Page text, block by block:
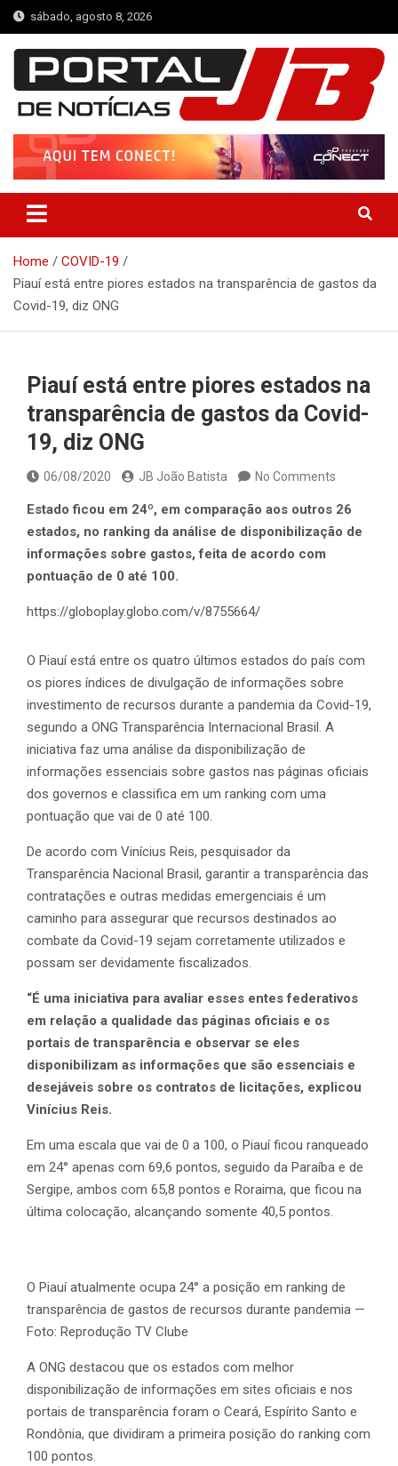
Skip
to
content
sábado, agosto 8, 2026
Portal de Notícias JB
Notícias de Simplício Mendes e Região
Home
COVID-19
Piauí está entre piores estados na transparência de gastos da
Covid-19, diz ONG
Piauí está entre piores estados na
transparência de gastos da Covid-
19, diz ONG
06/08/2020 JB João Batista No Comments
Estado ficou em 24º, em comparação aos outros 26
estados, no ranking da análise de disponibilização de
informações sobre gastos, feita de acordo com
pontuação de 0 até 100.
https://globoplay.globo.com/v/8755664/
O Piauí está entre os quatro últimos estados do país com
os piores índices de divulgação de informações sobre
investimento de recursos durante a pandemia da Covid-19,
segundo a ONG Transparência Internacional Brasil. A
iniciativa faz uma análise da disponibilização de
informações essenciais sobre gastos nas páginas oficiais
dos governos e classifica em um ranking com uma
pontuação que vai de 0 até 100.
De acordo com Vinícius Reis, pesquisador da
Transparência Nacional Brasil, garantir a transparência das
contratações e outras medidas emergenciais é um
caminho para assegurar que recursos destinados ao
combate da Covid-19 sejam corretamente utilizados e
possam ser devidamente fiscalizados.
“É uma iniciativa para avaliar esses entes federativos
em relação a qualidade das páginas oficiais e os
portais de transparência e observar se eles
disponibilizam as informações que são essenciais e
desejáveis sobre os contratos de licitações, explicou
Vinícius Reis.
Em uma escala que vai de 0 a 100, o Piauí ficou ranqueado
em 24° apenas com 69,6 pontos, seguido da Paraíba e de
Sergipe, ambos com 65,8 pontos e Roraima, que ficou na
última colocação, alcançando somente 40,5 pontos.
O Piauí atualmente ocupa 24° a posição em ranking de
transparência de gastos de recursos durante pandemia —
Foto: Reprodução TV Clube
A ONG destacou que os estados com melhor
disponibilização de informações em sites oficiais e nos
portais de transparência foram o Ceará, Espírito Santo e
Rondônia, que dividiram a primeira posição do ranking com
100 pontos.